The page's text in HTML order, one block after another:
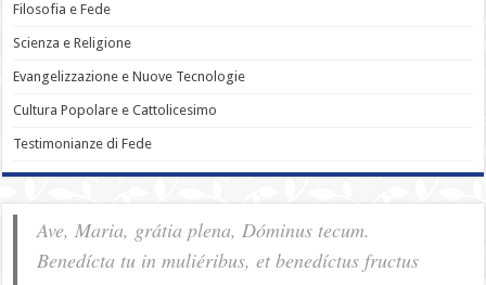
Filosofia e Fede
Scienza e Religione
Evangelizzazione e Nuove Tecnologie
Cultura Popolare e Cattolicesimo
Testimonianze di Fede
Ave, Maria, grátia plena, Dóminus tecum.
Benedícta tu in muliéribus, et benedíctus fructus